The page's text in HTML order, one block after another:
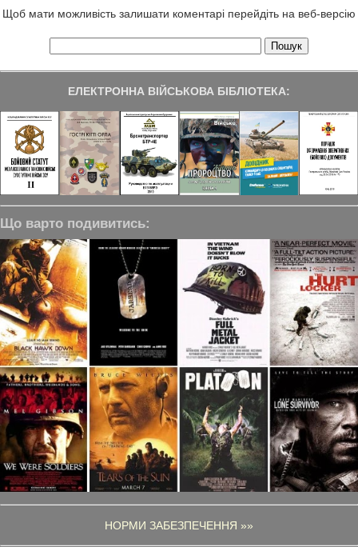
Щоб мати можливість залишати коментарі перейдіть на веб-версію
ЕЛЕКТРОННА ВІЙСЬКОВА БІБЛІОТЕКА:
Що варто подивитись:
НОРМИ ЗАБЕЗПЕЧЕННЯ »»